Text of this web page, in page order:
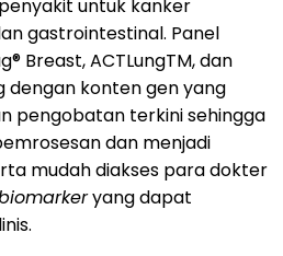
untuk kanker
gastrointestinal. Panel
Breast, ACTLungTM, dan
dengan konten gen yang
pengobatan terkini sehingga
dan menjadi
mudah diakses para dokter
yang dapat